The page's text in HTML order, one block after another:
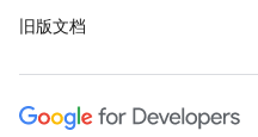
旧版文档